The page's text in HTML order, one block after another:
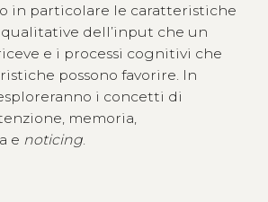
in particolare le caratteristiche
dell’input che un
e i processi cognitivi che
possono favorire. In
i concetti di
memoria,
e noticing.